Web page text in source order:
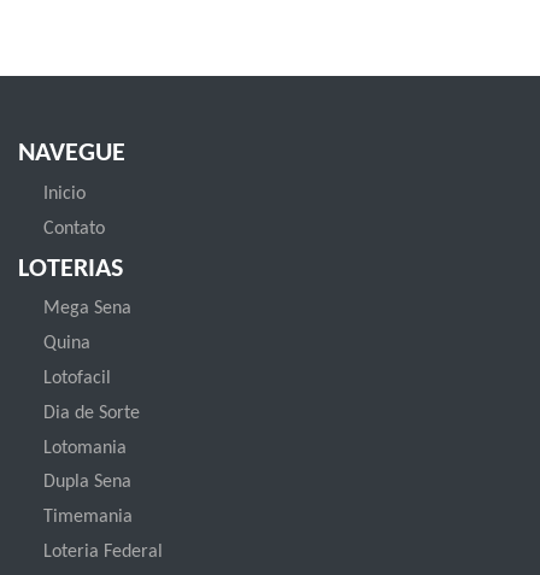
NAVEGUE
Inicio
Contato
LOTERIAS
Mega Sena
Quina
Lotofacil
Dia de Sorte
Lotomania
Dupla Sena
Timemania
Loteria Federal